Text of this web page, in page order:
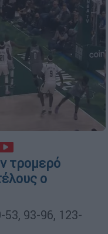
τρομερό
ο
93-96, 123-